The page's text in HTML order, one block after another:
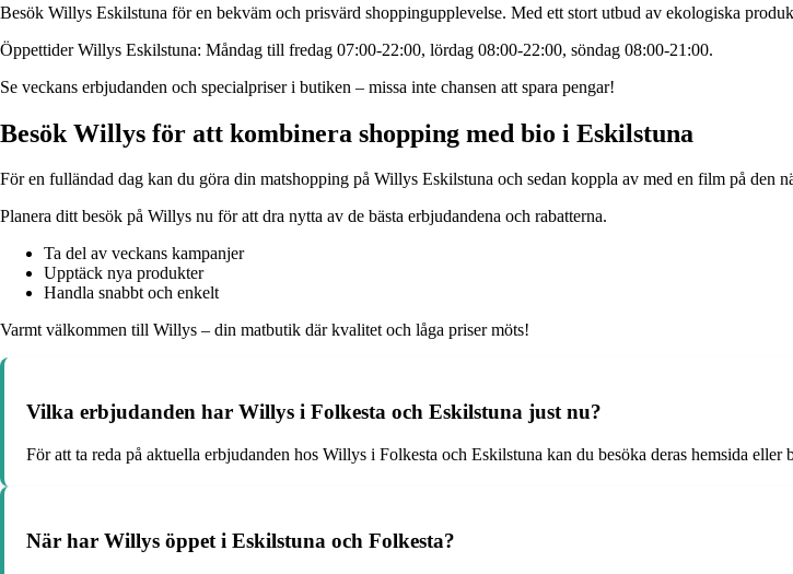
Besök Willys Eskilstuna för en bekväm och prisvärd shoppingupplevelse. Med ett stort utbud av ekologiska
Öppettider Willys Eskilstuna: Måndag till fredag 07:00-22:00, lördag 08:00-22:00, söndag 08:00-21:00.
Se veckans erbjudanden och specialpriser i butiken – missa inte chansen att spara pengar!
Besök Willys för att kombinera shopping med bio i Eskilstuna
För en fulländad dag kan du göra din matshopping på Willys Eskilstuna och sedan koppla av med en film på den
Planera ditt besök på Willys nu för att dra nytta av de bästa erbjudandena och rabatterna.
Ta del av veckans kampanjer
Upptäck nya produkter
Handla snabbt och enkelt
Varmt välkommen till Willys – din matbutik där kvalitet och låga priser möts!
Vilka erbjudanden har Willys i Folkesta och Eskilstuna just nu?
För att ta reda på aktuella erbjudanden hos Willys i Folkesta och Eskilstuna kan du besöka deras hemsida
När har Willys öppet i Eskilstuna och Folkesta?